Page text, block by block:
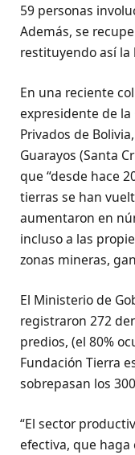
59 personas
Además, se
restituyendo así la
En una reciente
expresidente de la
Privados de
Guarayos (Santa
que “desde hace
tierras se han
aumentaron en
incluso a las
zonas mineras,
El Ministerio de
registraron 272
predios, (el 80%
Fundación Tierra
sobrepasan los
“El sector
efectiva, que